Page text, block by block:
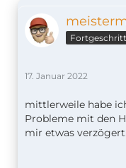
17. Januar 2022
mittlerweile habe
Probleme mit den
mir etwas verzögert.